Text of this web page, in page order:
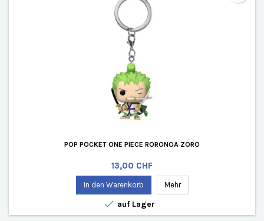
POP POCKET ONE PIECE RORONOA ZORO
Preis
13,00 CHF
In den Warenkorb Mehr
 auf Lager